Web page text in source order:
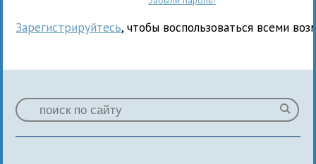
Зарегистрируйтесь, чтобы воспользоваться всеми